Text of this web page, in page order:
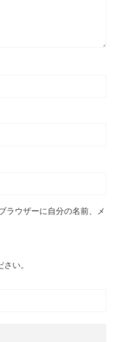
ラウザーに自分の名前、メ
い。